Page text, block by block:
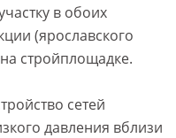
в обоих
(ярославского
стройплощадке.
сетей
давления вблизи